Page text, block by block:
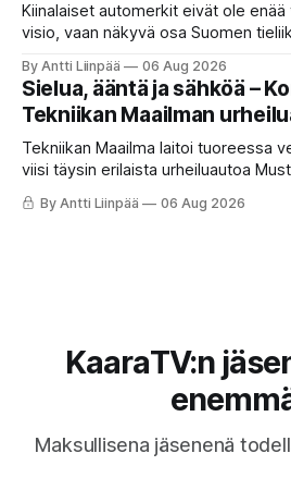
Kiinalaiset automerkit eivät ole enää
visio, vaan näkyvä osa Suomen
pakettiautoihin ja mitä syksyn 2026
odottaa? Katso kattava katsaus
ostajan tärkeimpiin vinkkeihin!
By Antti Liinpää 06 Aug 2026
Sielua, ääntä ja sähköä –
Tekniikan Maailman
Tekniikan Maailma laitoi tuoreessa
viisi täysin erilaista urheiluautoa
täyssähköiseen Hyundai Ioniq 6
käteen ja pani autot omaan
By Antti Liinpää 06 Aug 2026
KaaraTV:n
Maksullisena jäsenenä